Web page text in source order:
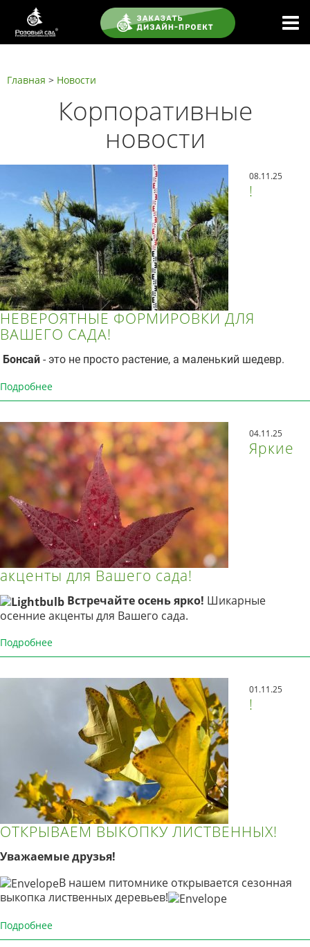
Главная > Новости
Корпоративные
новости
08.11.25
!
НЕВЕРОЯТНЫЕ ФОРМИРОВКИ ДЛЯ
ВАШЕГО САДА!
Бонсай - это не просто растение, а маленький шедевр.
Подробнее
04.11.25
Яркие
акценты для Вашего сада!
Встречайте осень ярко! Шикарные
осенние акценты для Вашего сада.
Подробнее
01.11.25
!
ОТКРЫВАЕМ ВЫКОПКУ ЛИСТВЕННЫХ!
Уважаемые друзья!
В нашем питомнике открывается сезонная
выкопка лиственных деревьев!
Подробнее